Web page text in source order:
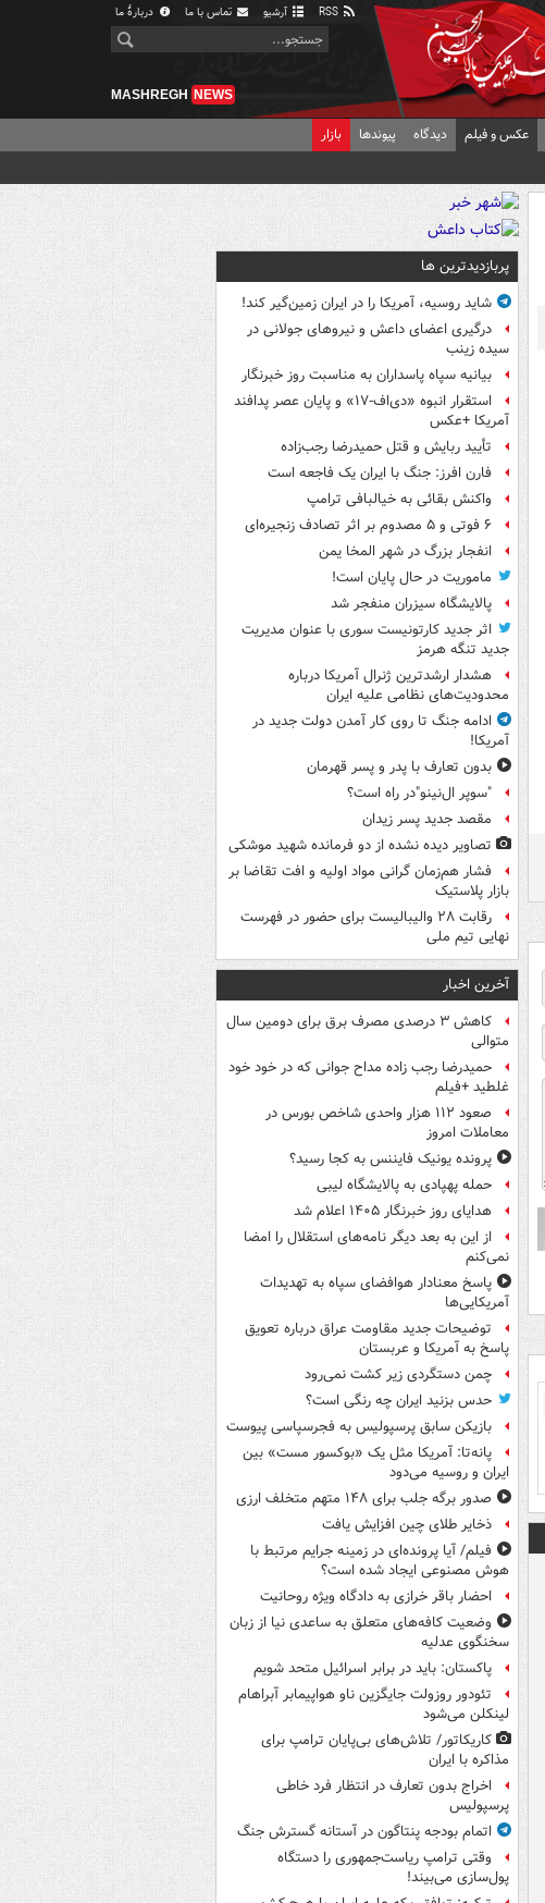
آرشیو تماس با ما دربارهٔ ما
MASHREGH NEWS
عکس و فیلم دیدگاه پیوندها بازار
پربازدیدترین ها
شاید روسیه، آمریکا را در ایران زمین‌گیر کند!
درگیری اعضای داعش و نیروهای جولانی در
سیده زینب
بیانیه سپاه پاسداران به مناسبت روز خبرنگار
استقرار انبوه «دی‌اف‑۱۷» و پایان عصر پدافند
آمریکا +عکس
تأیید ربایش و قتل حمیدرضا رجب‌زاده
فارن افرز: جنگ با ایران یک فاجعه است
واکنش بقائی به خیالبافی ترامپ
۶ فوتی و ۵ مصدوم بر اثر تصادف زنجیره‌ای
انفجار بزرگ در شهر المخا یمن
ماموریت در حال پایان است!
پالایشگاه سیزران منفجر شد
اثر جدید کارتونیست سوری با عنوان مدیریت
جدید تنگه هرمز
هشدار ارشدترین ژنرال آمریکا درباره
محدودیت‌های نظامی علیه ایران
ادامه جنگ تا روی کار آمدن دولت جدید در
آمریکا!
بدون تعارف با پدر و پسر قهرمان
"سوپر ال‌نینو"در راه است؟
مقصد جدید پسر زیدان
تصاویر دیده‌ نشده از دو فرمانده شهید موشکی
فشار هم‌زمان گرانی مواد اولیه و افت تقاضا بر
بازار پلاستیک
رقابت ۲۸ والیبالیست برای حضور در فهرست
نهایی تیم ملی
آخرین اخبار
کاهش ۳ درصدی مصرف برق برای دومین سال
متوالی
حمیدرضا رجب زاده مداح جوانی که در خود خود
غلطید +فیلم
صعود ۱۱۲ هزار واحدی شاخص بورس در
معاملات امروز
پرونده یونیک فایننس به کجا رسید؟
حمله پهپادی به پالایشگاه لیبی
هدایای روز خبرنگار ۱۴۰۵ اعلام شد
از این به بعد دیگر نامه‌های استقلال را امضا
نمی‌کنم
پاسخ معنادار هوافضای سپاه به تهدیدات
آمریکایی‌ها
توضیحات جدید مقاومت عراق درباره تعویق
پاسخ به آمریکا و عربستان
چمن دستگردی زیر کشت نمی‌رود
حدس بزنید ایران چه رنگی است؟
بازیکن سابق پرسپولیس به فجرسپاسی پیوست
پانه‌تا: آمریکا مثل یک «بوکسور مست» بین
ایران و روسیه می‌دود
صدور برگه جلب برای ۱۴۸ متهم متخلف ارزی
ذخایر طلای چین افزایش یافت
فیلم/ آیا پرونده‌ای در زمینه جرایم مرتبط با
هوش مصنوعی ایجاد شده است؟
احضار باقر خرازی به دادگاه ویژه روحانیت
وضعیت کافه‌های متعلق به ساعدی نیا از زبان
سخنگوی عدلیه
پاکستان: باید در برابر اسرائیل متحد شویم
تئودور روزولت جایگزین ناو هواپیمابر آبراهام
لینکلن می‌شود
کاریکاتور/ تلاش‌های بی‌پایان ترامپ برای
مذاکره با ایران
اخراج بدون تعارف در انتظار فرد خاطی
پرسپولیس
اتمام بودجه پنتاگون در آستانه گسترش جنگ
وقتی ترامپ ریاست‌جمهوری را دستگاه
پول‌سازی می‌بیند!